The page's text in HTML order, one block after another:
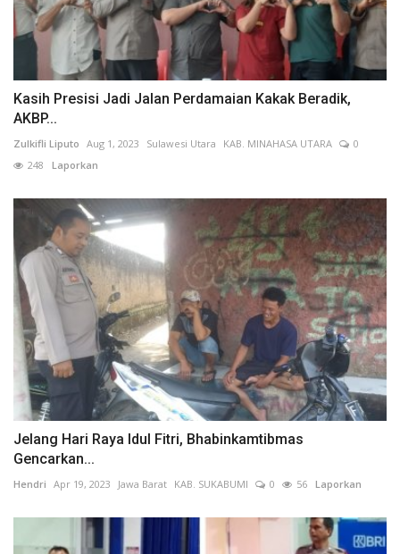
Kasih Presisi Jadi Jalan Perdamaian Kakak Beradik,
AKBP...
Zulkifli Liputo Aug 1, 2023 Sulawesi Utara KAB. MINAHASA UTARA
0
248 Laporkan
Jelang Hari Raya Idul Fitri, Bhabinkamtibmas
Gencarkan...
Hendri Apr 19, 2023 Jawa Barat KAB. SUKABUMI 0 56 Laporkan